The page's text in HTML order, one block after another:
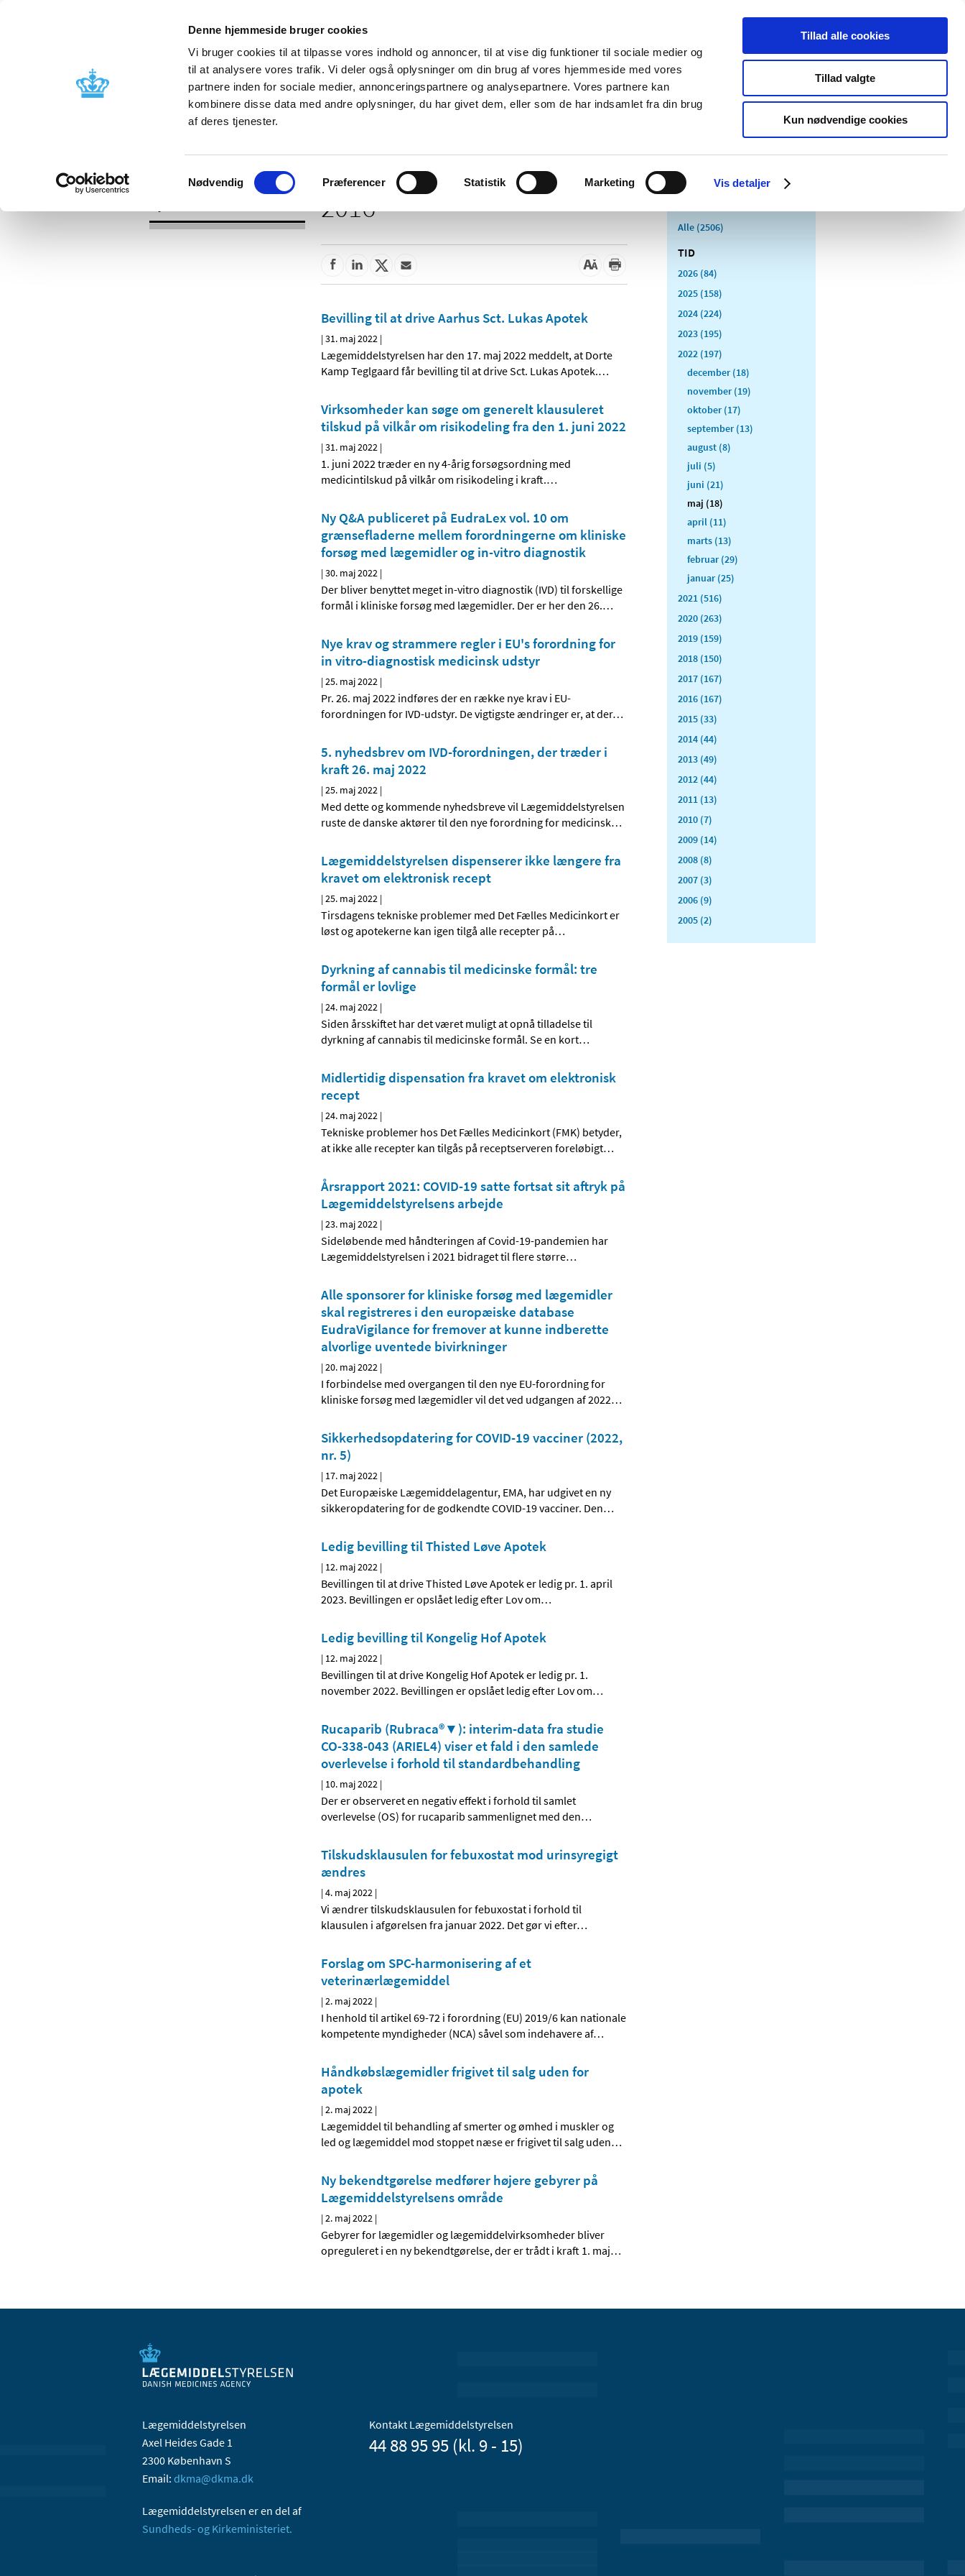
Denne hjemmeside bruger cookies
Vi bruger cookies til at tilpasse vores indhold og annoncer, til at vise dig funktioner til sociale medier og
til at analysere vores trafik. Vi deler også oplysninger om din brug af vores hjemmeside med vores
partnere inden for sociale medier, annonceringspartnere og analysepartnere. Vores partnere kan
kombinere disse data med andre oplysninger, du har givet dem, eller som de har indsamlet fra din brug
af deres tjenester.
Samtykkevalg
Nødvendig Præferencer Statistik Marketing Vis detaljer
Tillad alle cookies
Tillad valgte
Kun nødvendige cookies
Nyheder Om os Kontakt Udgivelser
Godkendelse og
Bivirkninger og
produktinformation
Tilskud og
Apoteker og salg af
Medicinsk
Særlige
produktområder
2016
Bevilling til at drive Aarhus Sct. Lukas Apotek
|31. maj 2022 |
Lægemiddelstyrelsen har den 17. maj 2022 meddelt, at Dorte
Kamp Teglgaard får bevilling til at drive Sct. Lukas Apotek.…
Virksomheder kan søge om generelt klausuleret
tilskud på vilkår om risikodeling fra den 1. juni 2022
|31. maj 2022 |
1. juni 2022 træder en ny 4-årig forsøgsordning med
medicintilskud på vilkår om risikodeling i kraft.…
Ny Q&A publiceret på EudraLex vol. 10 om
grænsefladerne mellem forordningerne om kliniske
forsøg med lægemidler og in-vitro diagnostik
|30. maj 2022 |
Der bliver benyttet meget in-vitro diagnostik (IVD) til forskellige
formål i kliniske forsøg med lægemidler. Der er her den 26.…
Nye krav og strammere regler i EU's forordning for
in vitro-diagnostisk medicinsk udstyr
|25. maj 2022 |
Pr. 26. maj 2022 indføres der en række nye krav i EU-
forordningen for IVD-udstyr. De vigtigste ændringer er, at der…
5. nyhedsbrev om IVD-forordningen, der træder i
kraft 26. maj 2022
|25. maj 2022 |
Med dette og kommende nyhedsbreve vil Lægemiddelstyrelsen
ruste de danske aktører til den nye forordning for medicinsk…
Lægemiddelstyrelsen dispenserer ikke længere fra
kravet om elektronisk recept
|25. maj 2022 |
Tirsdagens tekniske problemer med Det Fælles Medicinkort er
løst og apotekerne kan igen tilgå alle recepter på…
Dyrkning af cannabis til medicinske formål: tre
formål er lovlige
|24. maj 2022 |
Siden årsskiftet har det været muligt at opnå tilladelse til
dyrkning af cannabis til medicinske formål. Se en kort…
Midlertidig dispensation fra kravet om elektronisk
recept
|24. maj 2022 |
Tekniske problemer hos Det Fælles Medicinkort (FMK) betyder,
at ikke alle recepter kan tilgås på receptserveren foreløbigt…
Årsrapport 2021: COVID-19 satte fortsat sit aftryk på
Lægemiddelstyrelsens arbejde
|23. maj 2022 |
Sideløbende med håndteringen af Covid-19-pandemien har
Lægemiddelstyrelsen i 2021 bidraget til flere større…
Alle sponsorer for kliniske forsøg med lægemidler
skal registreres i den europæiske database
EudraVigilance for fremover at kunne indberette
alvorlige uventede bivirkninger
|20. maj 2022 |
I forbindelse med overgangen til den nye EU-forordning for
kliniske forsøg med lægemidler vil det ved udgangen af 2022…
Sikkerhedsopdatering for COVID-19 vacciner (2022,
nr. 5)
| 17. maj 2022 |
Det Europæiske Lægemiddelagentur, EMA, har udgivet en ny
sikkeropdatering for de godkendte COVID-19 vacciner. Den…
Ledig bevilling til Thisted Løve Apotek
| 12. maj 2022 |
Bevillingen til at drive Thisted Løve Apotek er ledig pr. 1. april
2023. Bevillingen er opslået ledig efter Lov om…
Ledig bevilling til Kongelig Hof Apotek
| 12. maj 2022 |
Bevillingen til at drive Kongelig Hof Apotek er ledig pr. 1.
november 2022. Bevillingen er opslået ledig efter Lov om…
Rucaparib (Rubraca®▼): interim-data fra studie
CO-338-043 (ARIEL4) viser et fald i den samlede
overlevelse i forhold til standardbehandling
| 10. maj 2022 |
Der er observeret en negativ effekt i forhold til samlet
overlevelse (OS) for rucaparib sammenlignet med den…
Tilskudsklausulen for febuxostat mod urinsyregigt
ændres
|4. maj 2022 |
Vi ændrer tilskudsklausulen for febuxostat i forhold til
klausulen i afgørelsen fra januar 2022. Det gør vi efter…
Forslag om SPC-harmonisering af et
veterinærlægemiddel
|2. maj 2022 |
I henhold til artikel 69-72 i forordning (EU) 2019/6 kan nationale
kompetente myndigheder (NCA) såvel som indehavere af…
Håndkøbslægemidler frigivet til salg uden for
apotek
|2. maj 2022 |
Lægemiddel til behandling af smerter og ømhed i muskler og
led og lægemiddel mod stoppet næse er frigivet til salg uden…
Ny bekendtgørelse medfører højere gebyrer på
Lægemiddelstyrelsens område
|2. maj 2022 |
Gebyrer for lægemidler og lægemiddelvirksomheder bliver
opreguleret i en ny bekendtgørelse, der er trådt i kraft 1. maj…
Alle (2506)
TID
2026 (84)
2025 (158)
2024 (224)
2023 (195)
2022 (197)
december (18)
november (19)
oktober (17)
september (13)
august (8)
juli (5)
juni (21)
maj (18)
april (11)
marts (13)
februar (29)
januar (25)
2021 (516)
2020 (263)
2019 (159)
2018 (150)
2017 (167)
2016 (167)
2015 (33)
2014 (44)
2013 (49)
2012 (44)
2011 (13)
2010 (7)
2009 (14)
2008 (8)
2007 (3)
2006 (9)
2005 (2)
Lægemiddelstyrelsen
Axel Heides Gade 1
2300 København S
Email: dkma@dkma.dk
Lægemiddelstyrelsen er en del af
Sundheds- og Kirkeministeriet.
Kontakt Lægemiddelstyrelsen
44 88 95 95 (kl. 9 - 15)